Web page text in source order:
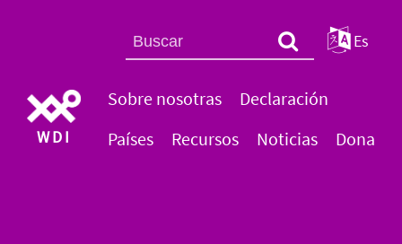
WDI
Sobre nosotras
Declaración
Países
Recursos Noticias Dona
Es